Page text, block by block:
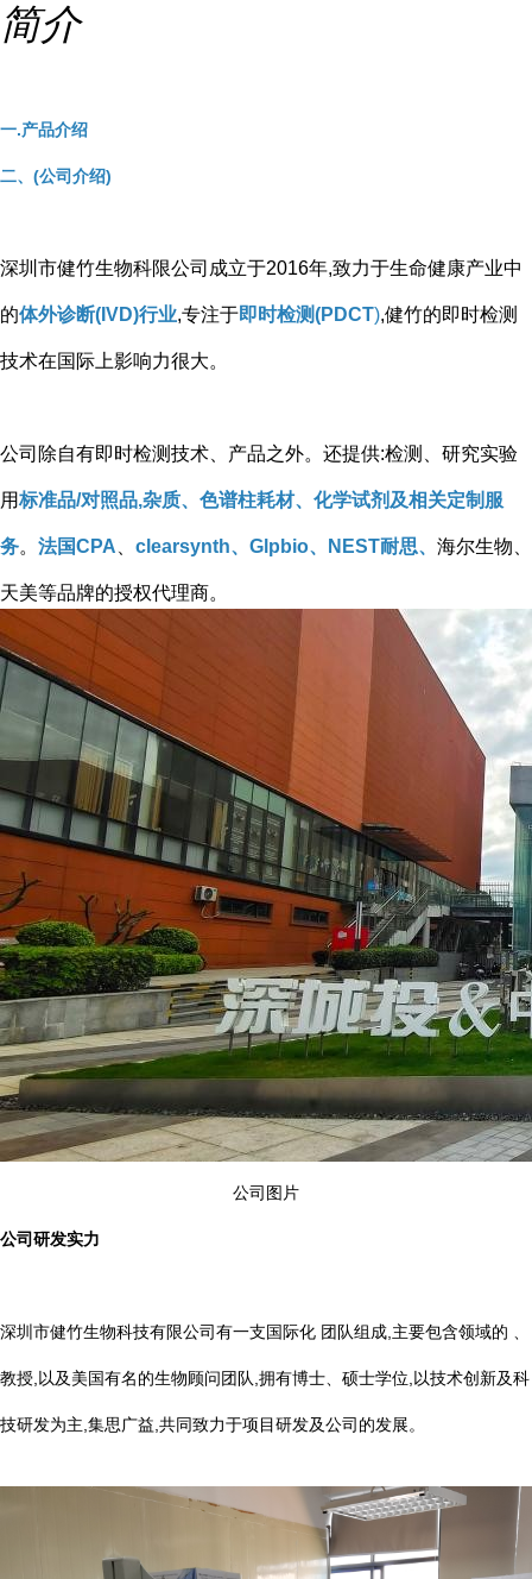
简介
一.产品介绍
二、(公司介绍)
深圳市健竹生物科限公司成立于2016年,致力于生命健康产业中
的体外诊断(IVD)行业,专注于即时检测(PDCT),健竹的即时检测
技术在国际上影响力很大。
公司除自有即时检测技术、产品之外。还提供:检测、研究实验
用标准品/对照品,杂质、色谱柱耗材、化学试剂及相关定制服
务。 法国CPA clearsynth、Glpbio、NEST耐思、 海尔生物、
天美等品牌的授权代理商。
公司图片
公司研发实力
深圳市健竹生物科技有限公司有一支国际化 团队组成,主要包含领域的 、
教授,以及美国有名的生物顾问团队,拥有博士、硕士学位,以技术创新及科
技研发为主,集思广益,共同致力于项目研发及公司的发展。